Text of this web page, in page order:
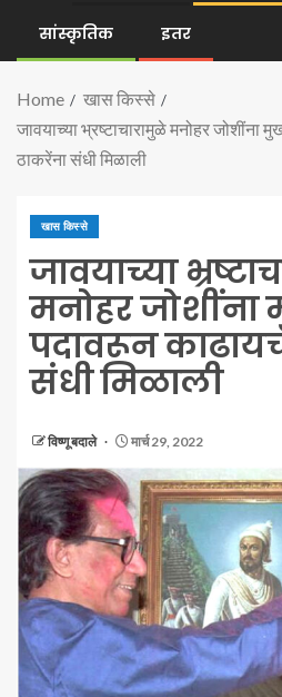
सांस्कृतिक इतर
Home
खास किस्से
जावयाच्या भ्रष्टाचारामुळे मनोहर जोशींना
ठाकरेंना संधी मिळाली
खास किस्से
जावयाच्या
मनोहर जोशींना
पदावरून
संधी मिळाली
विष्णू बदाले मार्च 29, 2022